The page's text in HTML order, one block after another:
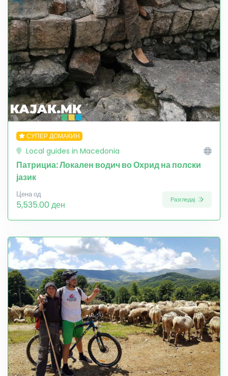
СУПЕР ДОМАЌИН
Local guides in Macedonia
Патрициа: Локален водич во Охрид на полски
јазик
Цена од
5,535.00 ден Разгледај